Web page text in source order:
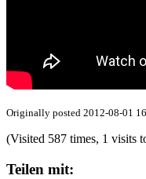
Originally posted 2012-08-01
(Visited 587 times, 1 visits
Teilen mit: